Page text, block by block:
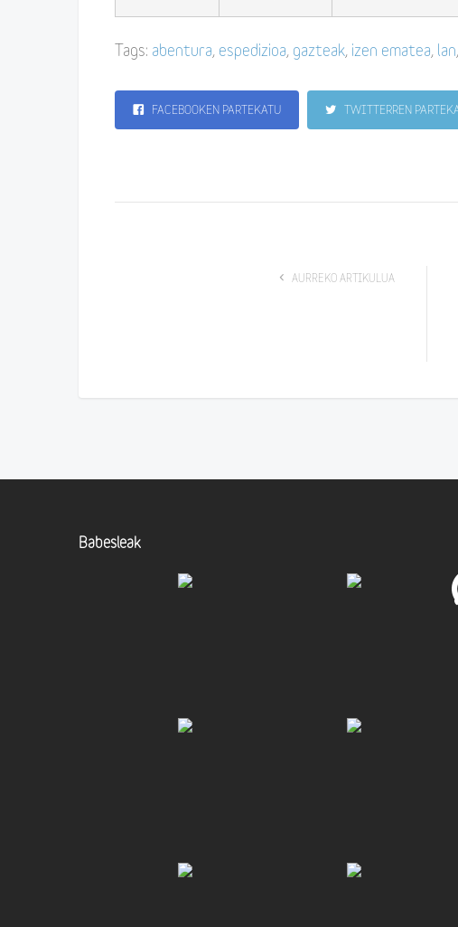
Tags: abentura, espedizioa, gazteak, izen ematea, lan,
FACEBOOKEN PARTEKATU TWITTERREN
AURREKO ARTIKULUA
Babesleak